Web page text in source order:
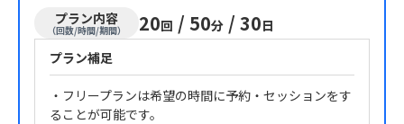
プラン内容
（回数/時間/期間） 20回 / 50分 / 30日
プラン補足
・フリープランは希望の時間に予約・セッションをす
ることが可能です。